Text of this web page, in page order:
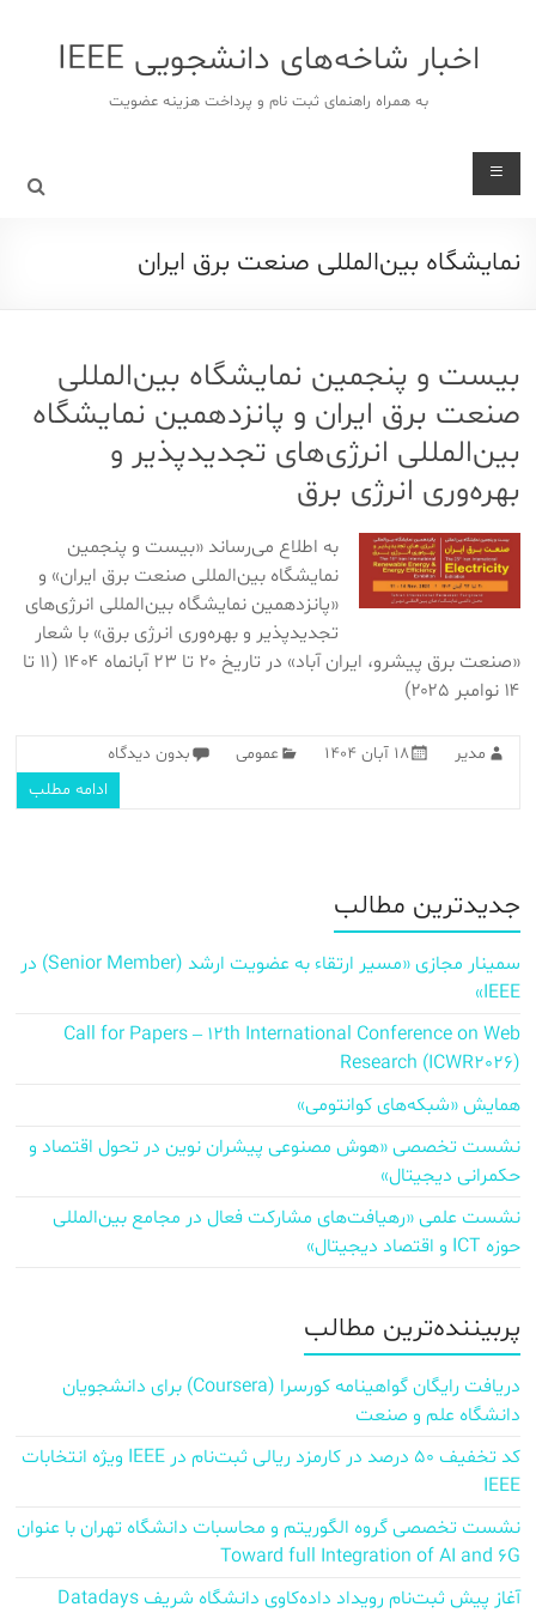
اخبار شاخه‌های دانشجویی IEEE
به همراه راهنمای ثبت نام و پرداخت هزینه عضویت
نمایشگاه بین‌المللی صنعت برق ایران
بیست‌ و‌ پنجمین نمایشگاه بین‌المللی
صنعت برق ایران و پانزدهمین نمایشگاه
بین‌المللی انرژی‌های تجدیدپذیر و
بهره‌وری انرژی برق
به اطلاع می‌رساند «بیست‌ و‌ پنجمین
نمایشگاه بین‌المللی صنعت برق ایران» و
«پانزدهمین نمایشگاه بین‌المللی انرژی‌های
تجدیدپذیر و بهره‌وری انرژی برق» با شعار
«صنعت برق پیشرو، ایران آباد» در تاریخ ۲۰ تا ۲۳ آبانماه ۱۴۰۴ (۱۱ تا
۱۴ نوامبر ۲۰۲۵)
مدیر ۱۸ آبان ۱۴۰۴ عمومی
بدون دیدگاه
ادامه مطلب
جدیدترین مطالب
سمینار مجازی «مسیر ارتقاء به عضویت ارشد (Senior Member) در
IEEE»
Call for Papers – 12th International Conference on Web
Research (ICWR2026)
همایش «شبکه‌های کوانتومی»
نشست تخصصی «هوش مصنوعی پیشران نوین در تحول اقتصاد و
حکمرانی دیجیتال»
نشست علمی «رهیافت‌های مشارکت فعال در مجامع بین‌المللی
حوزه ICT و اقتصاد دیجیتال»
پربیننده‌ترین مطالب
دریافت رایگان گواهینامه کورسرا (Coursera) برای دانشجویان
دانشگاه علم و صنعت
کد تخفیف ۵۰ درصد در کارمزد ریالی ثبت‌نام در IEEE ویژه انتخابات
IEEE
نشست تخصصی گروه الگوریتم و محاسبات دانشگاه تهران با عنوان
Toward full Integration of AI and 6G
آغاز پیش‌ ثبت‌نام رویداد داده‌کاوی دانشگاه شریف Datadays